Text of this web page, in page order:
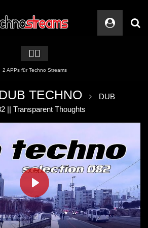
🏳️‍🌈
2 APPs für Techno Streams
DUB TECHNO
DUB
|| Transparent Thoughts
PLAY